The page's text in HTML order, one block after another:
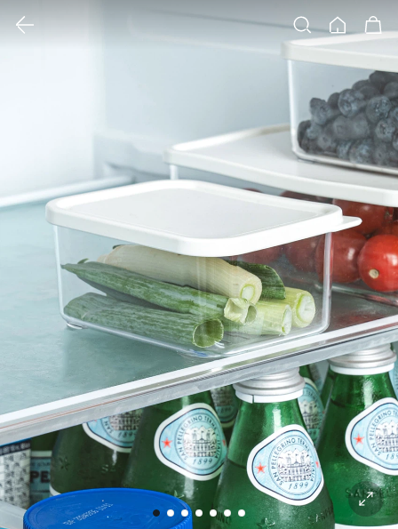
1 2 3 4 5 6 7
확대 보기